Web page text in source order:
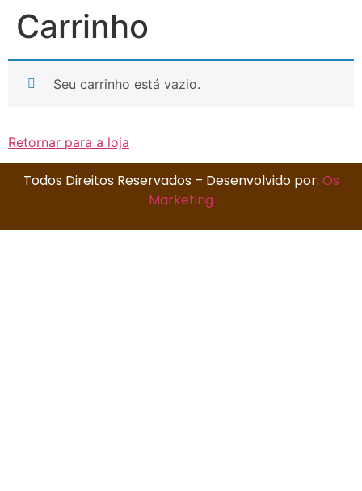
Carrinho
Seu carrinho está vazio.
Retornar para a loja
Todos Direitos Reservados – Desenvolvido por: Os
Marketing